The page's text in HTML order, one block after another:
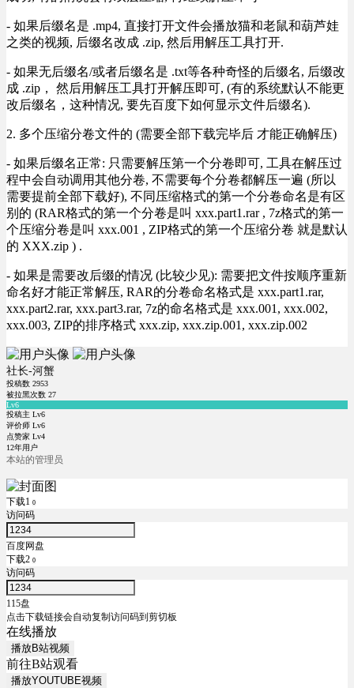
- 如果后缀名是 .mp4, 直接打开文件会播放猫和老鼠和葫芦娃
之类的视频, 后缀名改成 .zip, 然后用解压工具打开.
- 如果无后缀名/或者后缀名是 .txt等各种奇怪的后缀名, 后缀改
成 .zip， 然后用解压工具打开解压即可, (有的系统默认不能更
改后缀名，这种情况, 要先百度下如何显示文件后缀名).
2. 多个压缩分卷文件的 (需要全部下载完毕后 才能正确解压)
- 如果后缀名正常: 只需要解压第一个分卷即可, 工具在解压过
程中会自动调用其他分卷, 不需要每个分卷都解压一遍 (所以
需要提前全部下载好), 不同压缩格式的第一个分卷命名是有区
别的 (RAR格式的第一个分卷是叫 xxx.part1.rar , 7z格式的第一
个压缩分卷是叫 xxx.001 , ZIP格式的第一个压缩分卷 就是默认
的 XXX.zip ) .
- 如果是需要改后缀的情况 (比较少见): 需要把文件按顺序重新
命名好才能正常解压, RAR的分卷命名格式是 xxx.part1.rar,
xxx.part2.rar, xxx.part3.rar, 7z的命名格式是 xxx.001, xxx.002,
xxx.003, ZIP的排序格式 xxx.zip, xxx.zip.001, xxx.zip.002
社长-河蟹
投稿数 2953
被拉黑次数 27
Lv6
投稿主 Lv6
评价师 Lv6
点赞家 Lv4
12年用户
本站的管理员
下载1 0
访问码
百度网盘
下载2 0
访问码
115盘
点击下载链接会自动复制访问码到剪切板
在线播放
播放B站视频
前往B站观看
播放YOUTUBE视频